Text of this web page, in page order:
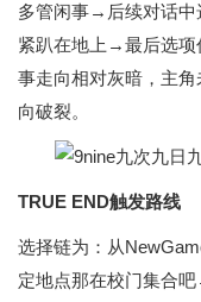
多管闲事→后续对话
紧趴在地上→最后选
事走向相对灰暗，主
向破裂。
TRUE END触发路线
选择链为：从
定地点那在校门集合